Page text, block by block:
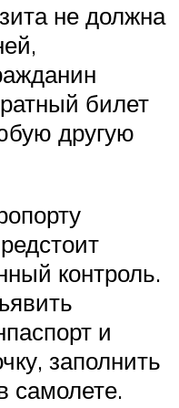
не должна
билет
другую
контроль.
и
заполнить
самолете.